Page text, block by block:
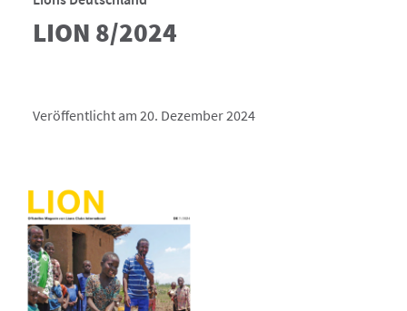
LION 8/2024
Veröffentlicht am 20. Dezember 2024